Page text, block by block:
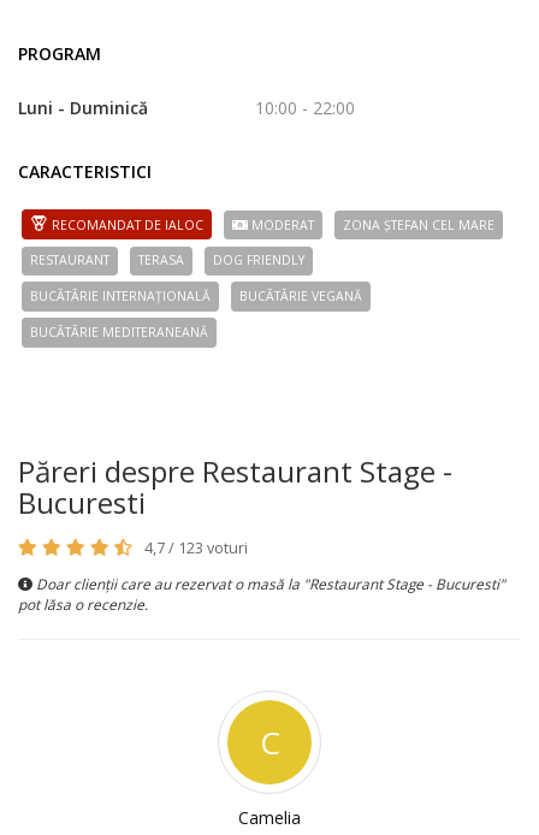
PROGRAM
Luni - Duminică 10:00 - 22:00
CARACTERISTICI
RECOMANDAT DE IALOC MODERAT ZONA ȘTEFAN CEL MARE
RESTAURANT TERASA DOG FRIENDLY
BUCÃTÃRIE INTERNAȚIONALĂ BUCÃTÃRIE VEGANĂ
BUCÃTÃRIE MEDITERANEANĂ
Păreri despre Restaurant Stage -
Bucuresti
4,7 / 123 voturi
Doar clienții care au rezervat o masă la "Restaurant Stage - Bucuresti"
pot lăsa o recenzie.
C
Camelia